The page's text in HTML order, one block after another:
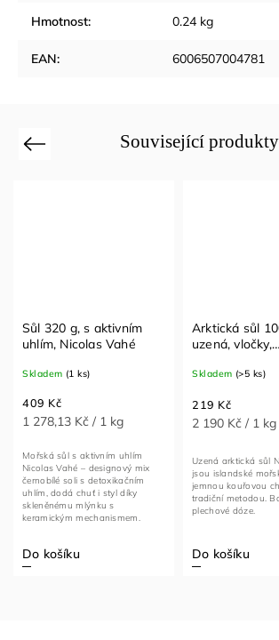
Hmotnost: 0.24 kg
EAN: 6006507004781
Související produkty
Previous
Sůl 320 g, s aktivním
uhlím, Nicolas Vahé
Skladem (1 ks)
409 Kč
1 278,13 Kč / 1 kg
Do košíku
Mořská sůl s aktivním uhlím
Nicolas Vahé – designový mix
černobílé soli s detoxikačním
uhlím, dodá chuť i styl díky
skleněnému mlýnku s
keramickým mechanismem.
Arktická sůl
uzená, vločky,
Skladem (>5 ks)
219 Kč
2 190 Kč / 1 kg
Do košíku
Uzená arktická sůl
jsou islandské
jemnou kouřovou
tradiční metodou.
plechové dóze.